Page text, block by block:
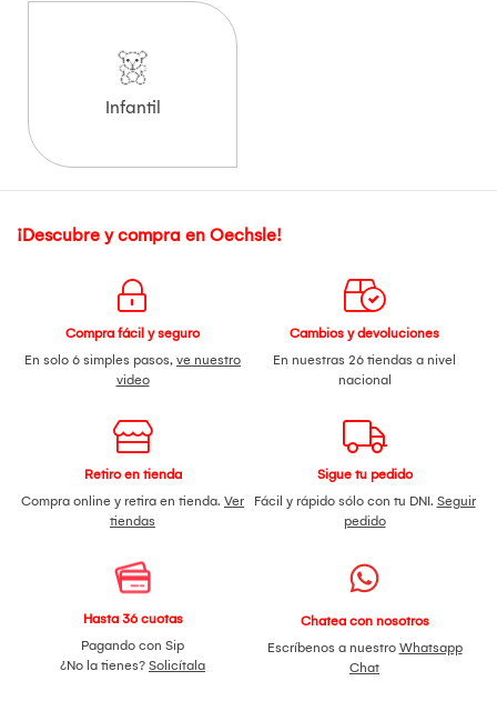
Infantil
¡Descubre y compra en Oechsle!
Compra fácil y seguro
En solo 6 simples pasos, ve nuestro
video
Cambios y devoluciones
En nuestras 26 tiendas a nivel
nacional
Retiro en tienda
Compra online y retira en tienda. Ver
tiendas
Sigue tu pedido
Fácil y rápido sólo con tu DNI. Seguir
pedido
Hasta 36 cuotas
Pagando con Sip
¿No la tienes? Solicítala
Chatea con nosotros
Escríbenos a nuestro Whatsapp
Chat